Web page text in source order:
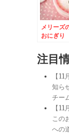
メリーズ
おにぎり
注目
【
知ら
チー
【
この
への